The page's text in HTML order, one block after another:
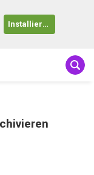
Installieren